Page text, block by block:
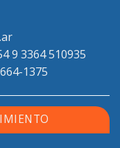
9 3364 510935
1375